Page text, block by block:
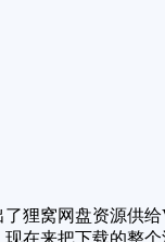
窝网盘资源供给
在来把下载的整个